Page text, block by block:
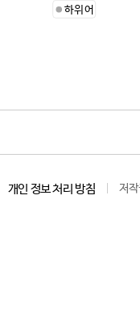
하위어
개인 정보 처리 방침 저